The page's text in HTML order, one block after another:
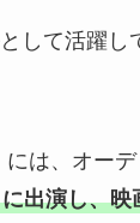
して活躍し
は、オー
出演し、映